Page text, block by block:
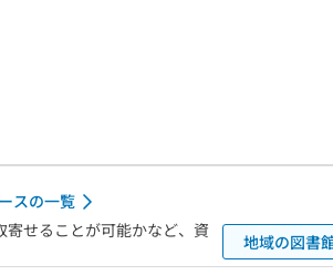
スの一覧
せることが可能かなど、資
地域の図書